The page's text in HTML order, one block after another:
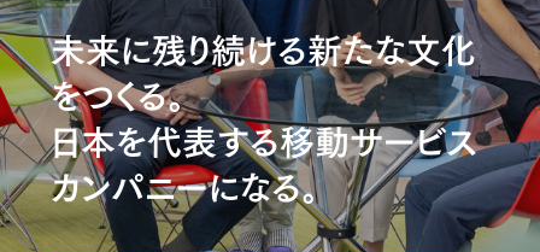
未来に残り続ける新たな文化
をつくる。
日本を代表する移動サービス
カンパニーになる。